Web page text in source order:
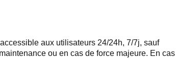
aux utilisateurs 24/24h, 7/7j, sauf
ou en cas de force majeure. En cas